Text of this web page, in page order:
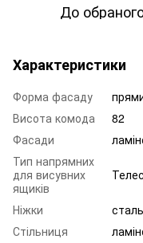
До
Характеристики
Форма фасаду
Висота комода
82
Фасади
Тип напрямних
для висувних
ящиків
Ніжки
сталь
Стільниця